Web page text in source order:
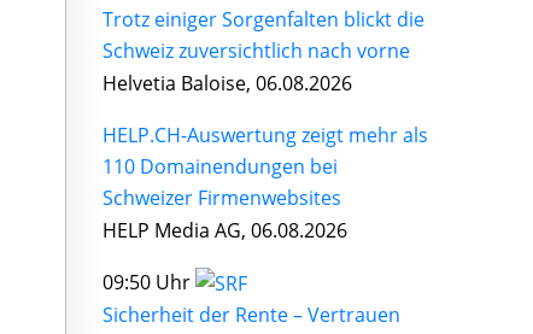
Trotz einiger Sorgenfalten blickt die
Schweiz zuversichtlich nach vorne
Helvetia Baloise, 06.08.2026
HELP.CH-Auswertung zeigt mehr als
110 Domainendungen bei
Schweizer Firmenwebsites
HELP Media AG, 06.08.2026
09:50 Uhr
Sicherheit der Rente – Vertrauen